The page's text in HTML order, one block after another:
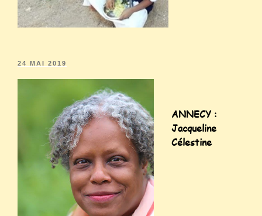
24 MAI 2019
ANNECY :
Jacqueline
Célestine